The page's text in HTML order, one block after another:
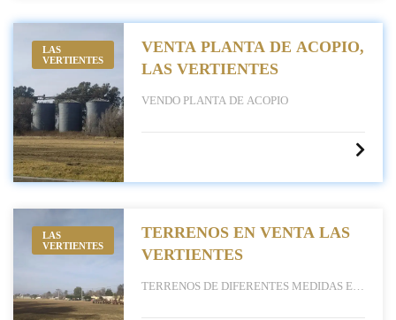
LAS
VERTIENTES
VENTA PLANTA DE ACOPIO,
LAS VERTIENTES
VENDO PLANTA DE ACOPIO
LAS
VERTIENTES
TERRENOS EN VENTA LAS
VERTIENTES
TERRENOS DE DIFERENTES MEDIDAS EN